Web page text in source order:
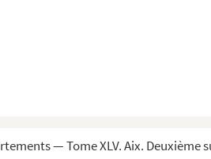
— Tome XLV. Aix. Deuxième